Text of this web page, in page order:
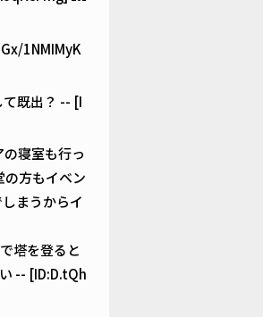
1NMIMyK
既出？ -- [I
寝室も行っ
方もイベン
まうからイ
塔を登ると
-- [ID:D.tQh